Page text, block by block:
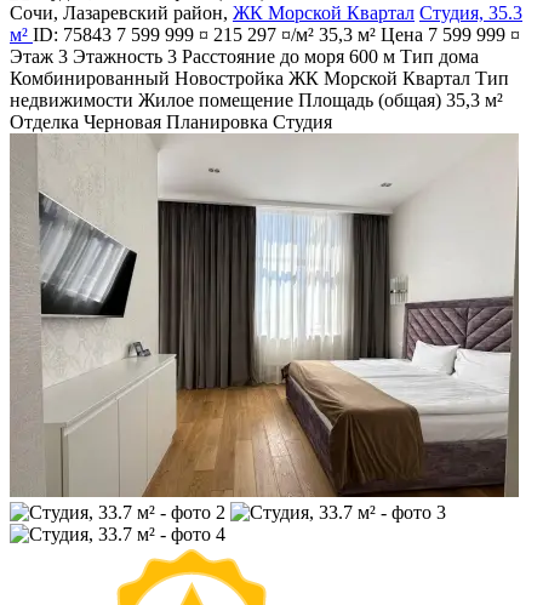
Сочи, Лазаревский район, ЖК Морской Квартал Студия, 35.3
м² ID: 75843 7 599 999 ¤ 215 297 ¤/м² 35,3 м² Цена 7 599 999 ¤
Этаж 3 Этажность 3 Расстояние до моря 600 м Тип дома
Комбинированный Новостройка ЖК Морской Квартал Тип
недвижимости Жилое помещение Площадь (общая) 35,3 м²
Отделка Черновая Планировка Студия